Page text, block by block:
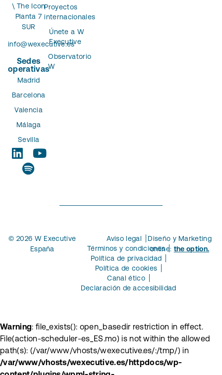
\ The Icon
Planta 7
SUR
info@wexecutive.es
Sedes
operativas
Madrid
Barcelona
Valencia
Málaga
Sevilla
Proyectos
internacionales
Únete a W
Executive
Observatorio
W
© 2026 W Executive
España
Aviso legal
Términos y condiciones
Política de privacidad
Política de cookies
Canal ético
Declaración de accesibilidad
Diseño y Marketing
online: the option.
Warning: file_exists(): open_basedir restriction in effect.
File(action-scheduler-es_ES.mo) is not within the allowed
path(s): (/var/www/vhosts/wexecutive.es/:/tmp/) in
/var/www/vhosts/wexecutive.es/httpdocs/wp-